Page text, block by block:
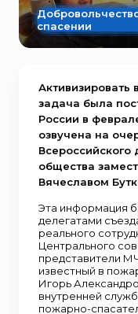
спасении
Активизировать
задача была
России в
озвучена на
Всероссийского
общества
Вячеславом
Эта информация
делегатами
реального
Центрального
представители
известный в
Игорь
внутренней
пожарно-